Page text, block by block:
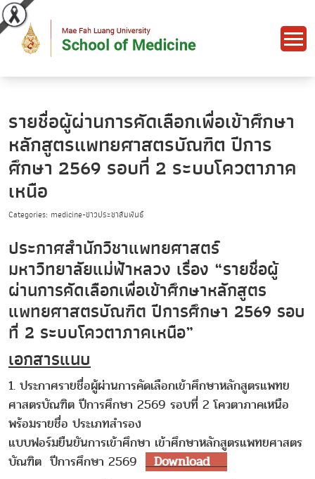
รายชื่อผู้ผ่านการคัดเลือกเพื่อเข้าศึกษา
หลักสูตรแพทยศาสตรบัณฑิต ปีการ
ศึกษา 2569 รอบที่ 2 ระบบโควตาภาค
เหนือ
Categories: medicine-ข่าวประชาสัมพันธ์
ประกาศสำนักวิชาแพทยศาสตร์
มหาวิทยาลัยแม่ฟ้าหลวง เรื่อง “รายชื่อผู้
ผ่านการคัดเลือกเพื่อเข้าศึกษาหลักสูตร
แพทยศาสตรบัณฑิต ปีการศึกษา 2569 รอบ
ที่ 2 ระบบโควตาภาคเหนือ”
เอกสารแนบ
1. ประกาศรายชื่อผู้ผ่านการคัดเลือกเข้าศึกษาหลักสูตรแพทย
ศาสตรบัณฑิต ปีการศึกษา 2569 รอบที่ 2 โควตาภาคเหนือ
พร้อมรายชื่อ ประเภทสำรอง
แบบฟอร์มยืนยันการเข้าศึกษา เข้าศึกษาหลักสูตรแพทยศาสตร
บัณฑิต ปีการศึกษา 2569 Download